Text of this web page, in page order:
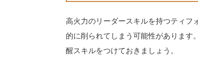
高火力のリーダースキルを持つティフ
的に削られてしまう可能性があります
醒スキルをつけておきましょう。